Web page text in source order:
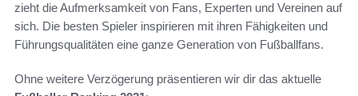
zieht die Aufmerksamkeit von Fans, Experten und Vereinen auf
sich. Die besten Spieler inspirieren mit ihren Fähigkeiten und
Führungsqualitäten eine ganze Generation von Fußballfans.
Ohne weitere Verzögerung präsentieren wir dir das aktuelle